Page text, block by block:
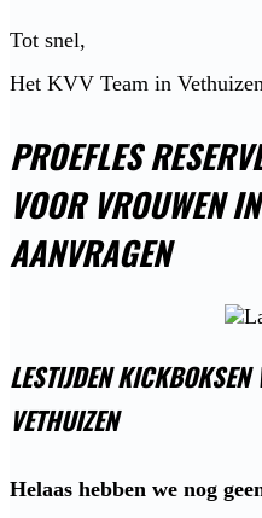
Tot snel,
Het KVV Team in
PROEFLES
VOOR VROUWEN
AANVRAGEN
LESTIJDEN
VETHUIZEN
Helaas hebben we nog